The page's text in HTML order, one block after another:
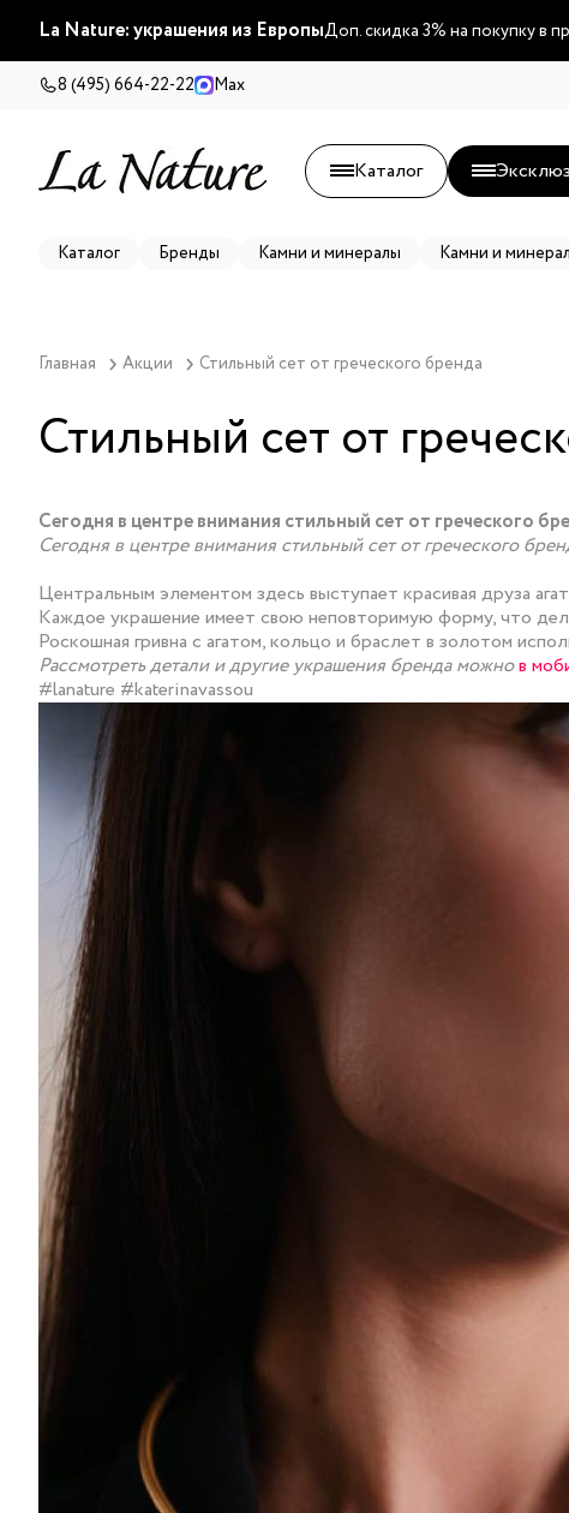
La Nature: украшения из ЕвропыДоп. скидка 3% на покупку в
8 (495) 664-22-22 Max
Каталог
Каталог Бренды Камни и минералы Камни и
Главная Акции Стильный сет от греческого бренда
Стильный сет от
Сегодня в центре внимания стильный сет от греческого
Сегодня в центре внимания стильный сет от греческого
Центральным элементом здесь выступает красивая друза
Каждое украшение имеет свою неповторимую форму, что
Роскошная гривна с агатом, кольцо и браслет в золотом
Рассмотреть детали и другие украшения бренда можнов
#lanature #katerinavassou